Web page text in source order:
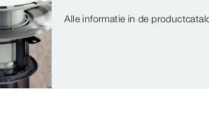
Alle informatie in de